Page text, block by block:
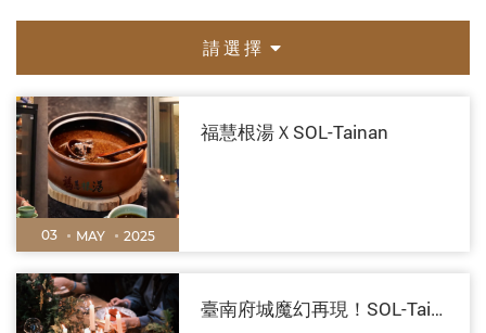
請選擇
03 MAY 2025
福慧根湯ＸSOL-Tainan
臺南府城魔幻再現！SOL-Tainan × 十鼓文創「魔法學院派對」浪漫重啟